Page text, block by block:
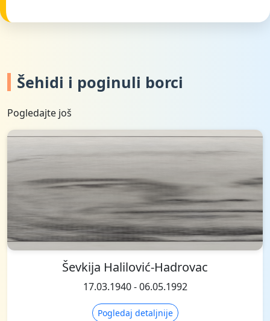
Šehidi i poginuli borci
Pogledajte još
Ševkija Halilović-Hadrovac
17.03.1940 - 06.05.1992
Pogledaj detaljnije